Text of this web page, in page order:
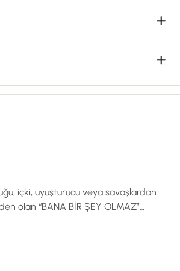
içki, uyuşturucu veya savaşlardan
olan “BANA BİR ŞEY OLMAZ”